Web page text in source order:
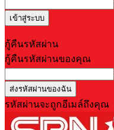
กู้คืนรหัสผ่าน
กู้คืนรหัสผ่านของคุณ
รหัสผ่านจะถูกอีเมล์ถึงคุณ